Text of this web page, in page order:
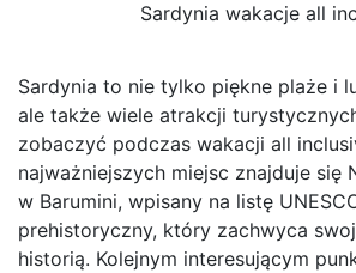
Sardynia wakacje all
Sardynia to nie tylko piękne plaże i
ale także wiele atrakcji
zobaczyć podczas wakacji all
najważniejszych miejsc znajduje się
w Barumini, wpisany na listę
prehistoryczny, który zachwyca
historią. Kolejnym interesującym